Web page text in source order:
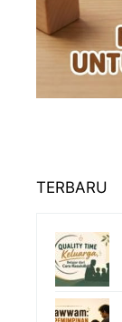
TERBARU